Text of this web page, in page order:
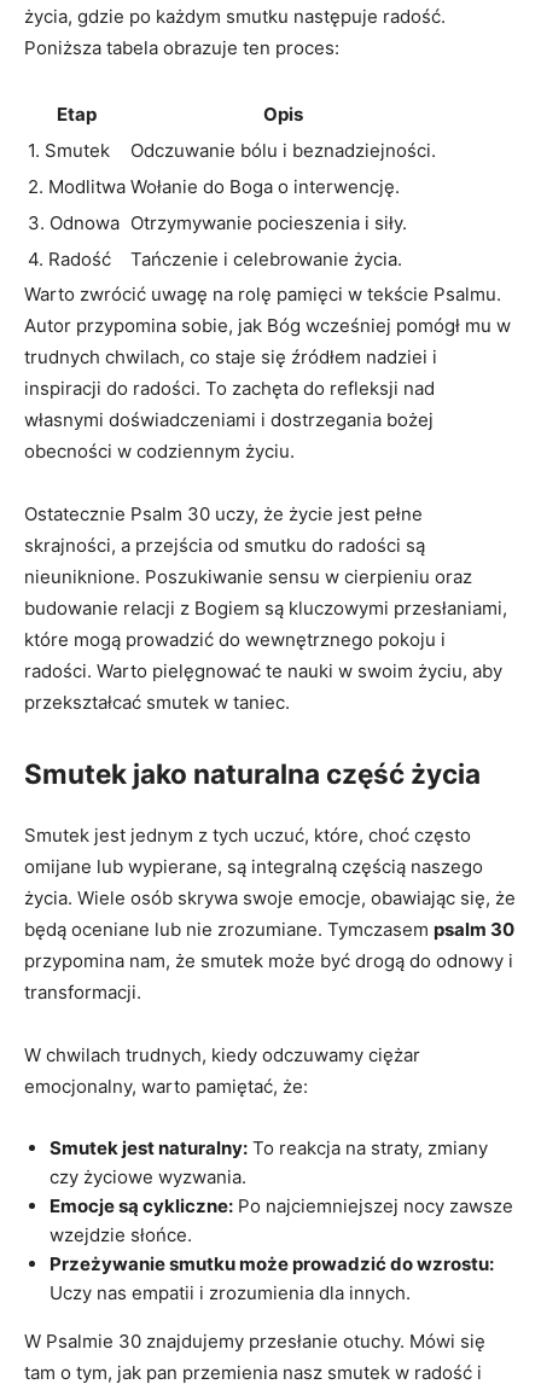
życia, gdzie po każdym smutku następuje radość.
Poniższa tabela obrazuje ten proces:
Etap
Opis
1. Smutek
Odczuwanie bólu i beznadziejności.
2. Modlitwa Wołanie do Boga o interwencję.
3. Odnowa Otrzymywanie pocieszenia i siły.
4. Radość
Tańczenie i celebrowanie życia.
Warto zwrócić uwagę na rolę pamięci w tekście Psalmu.
Autor przypomina sobie, jak Bóg wcześniej pomógł mu w
trudnych chwilach, co staje się źródłem nadziei i
inspiracji do radości. To zachęta do refleksji nad
własnymi doświadczeniami i dostrzegania bożej
obecności w codziennym życiu.
Ostatecznie Psalm 30 uczy, że życie jest pełne
skrajności, a przejścia od smutku do radości są
nieuniknione. Poszukiwanie sensu w cierpieniu oraz
budowanie relacji z Bogiem są kluczowymi przesłaniami,
które mogą prowadzić do wewnętrznego pokoju i
radości. Warto pielęgnować te nauki w swoim życiu, aby
przekształcać smutek w taniec.
Smutek jako naturalna część życia
Smutek jest jednym z tych uczuć, które, choć często
omijane lub wypierane, są integralną częścią naszego
życia. Wiele osób skrywa swoje emocje, obawiając się, że
będą oceniane lub nie zrozumiane. Tymczasem psalm 30
przypomina nam, że smutek może być drogą do odnowy i
transformacji.
W chwilach trudnych, kiedy odczuwamy ciężar
emocjonalny, warto pamiętać, że:
Smutek jest naturalny: To reakcja na straty, zmiany
czy życiowe wyzwania.
Emocje są cykliczne: Po najciemniejszej nocy zawsze
wzejdzie słońce.
Przeżywanie smutku może prowadzić do wzrostu:
Uczy nas empatii i zrozumienia dla innych.
W Psalmie 30 znajdujemy przesłanie otuchy. Mówi się
tam o tym, jak pan przemienia nasz smutek w radość i